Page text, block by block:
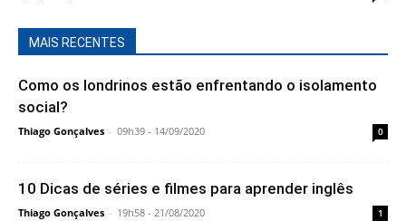
MAIS RECENTES
Como os londrinos estão enfrentando o isolamento
social?
Thiago Gonçalves - 09h39 - 14/09/2020 0
10 Dicas de séries e filmes para aprender inglês
Thiago Gonçalves - 19h58 - 21/08/2020 1